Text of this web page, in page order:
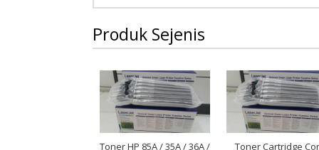
Produk Sejenis
Toner HP 85A / 35A / 36A /
Toner Cartridge